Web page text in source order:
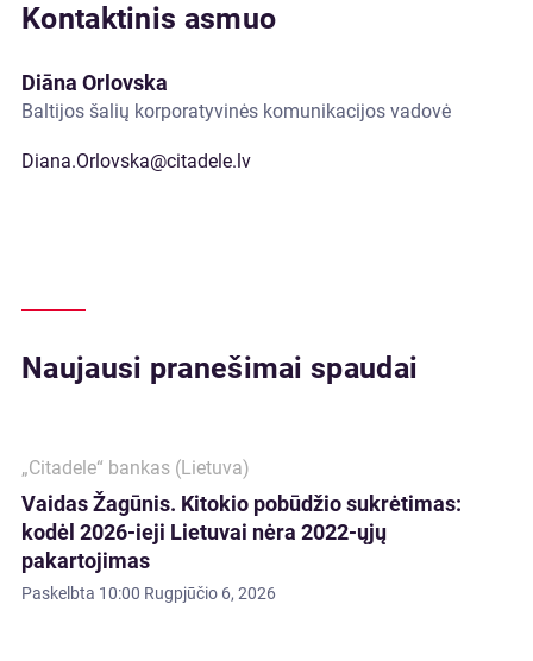
Kontaktinis asmuo
Diāna Orlovska
Baltijos šalių korporatyvinės komunikacijos vadovė
Diana.Orlovska@citadele.lv
Naujausi pranešimai spaudai
„Citadele“ bankas (Lietuva)
Vaidas Žagūnis. Kitokio pobūdžio sukrėtimas:
kodėl 2026-ieji Lietuvai nėra 2022-ųjų
pakartojimas
Paskelbta 10:00 Rugpjūčio 6, 2026